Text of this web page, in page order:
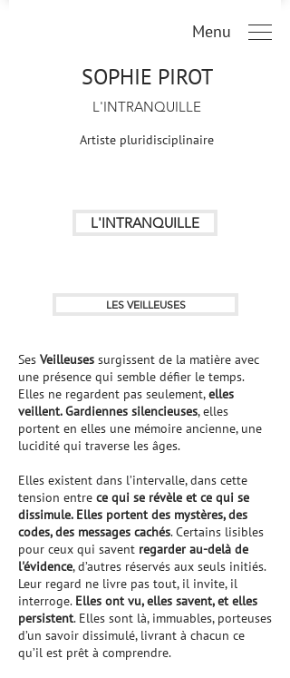
Menu
SOPHIE PIROT
Artiste pluridisciplinaire
L'INTRANQUILLE
L'INTRANQUILLE
LES VEILLEUSES
Ses Veilleuses surgissent de la matière avec
une présence qui semble défier le temps.
Elles ne regardent pas seulement,elles
veillent. Gardiennes silencieuses, elles
portent en elles une mémoire ancienne, une
lucidité qui traverse les âges.
Elles existent dans l’intervalle, dans cette
tension entre ce qui se révèle et ce qui se
dissimule. Elles portent des mystères, des
codes, des messages cachés. Certains lisibles
pour ceux qui savent regarder au-delà de
l'évidence, d’autres réservés aux seuls initiés.
Leur regard ne livre pas tout, il invite, il
interroge. Elles ont vu, elles savent, et elles
persistent. Elles sont là, immuables, porteuses
d’un savoir dissimulé, livrant à chacun ce
qu’il est prêt à comprendre.